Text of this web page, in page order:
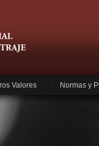
Valores Normas y